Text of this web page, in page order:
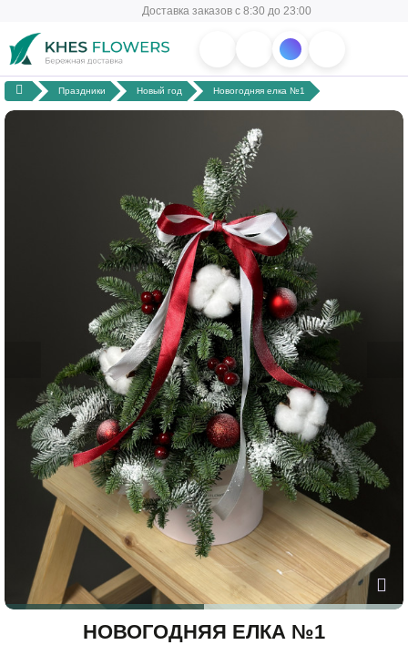
Доставка заказов с 8:30 до 23:00
Праздники Новый год Новогодняя елка №1
НОВОГОДНЯЯ ЕЛКА №1